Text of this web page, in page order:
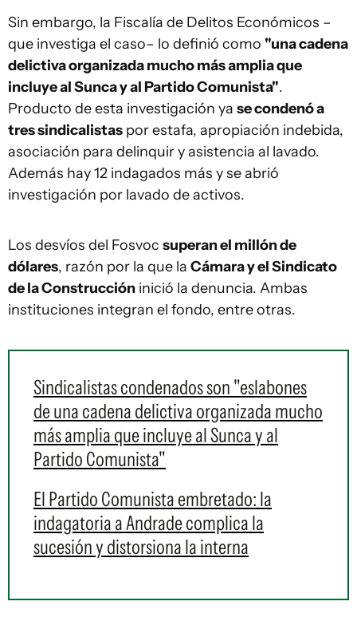
Sin embargo, la Fiscalía de Delitos Económicos –
que investiga el caso– lo definió como "una cadena
delictiva organizada mucho más amplia que
incluye al Sunca y al Partido Comunista".
Producto de esta investigación ya se condenó a
tres sindicalistas por estafa, apropiación indebida,
asociación para delinquir y asistencia al lavado.
Además hay 12 indagados más y se abrió
investigación por lavado de activos.
Los desvíos del Fosvoc superan el millón de
dólares, razón por la que la Cámara y el Sindicato
de la Construcción inició la denuncia. Ambas
instituciones integran el fondo, entre otras.
Sindicalistas condenados son "eslabones
de una cadena delictiva organizada mucho
más amplia que incluye al Sunca y al
Partido Comunista"
El Partido Comunista embretado: la
indagatoria a Andrade complica la
sucesión y distorsiona la interna